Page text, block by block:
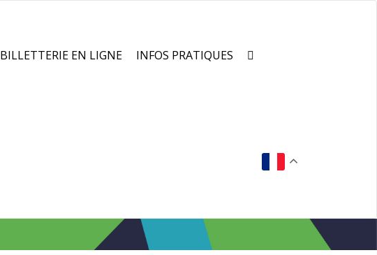
BILLETTERIE EN LIGNE INFOS PRATIQUES